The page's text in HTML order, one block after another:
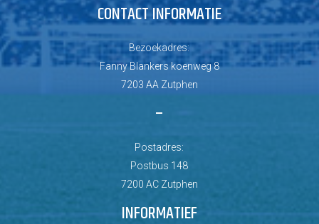
CONTACT INFORMATIE
Bezoekadres:
Fanny Blankers koenweg 8
7203 AA Zutphen
–
Postadres:
Postbus 148
7200 AC Zutphen
INFORMATIEF